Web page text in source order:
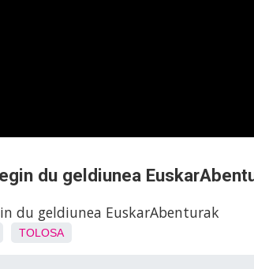
du geldiunea
du geldiunea EuskarAbenturak
TOLOSA